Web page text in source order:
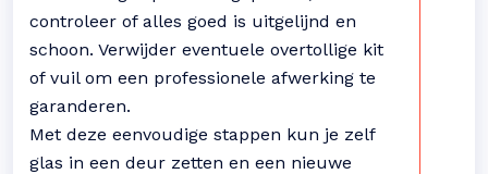
controleer of alles goed is uitgelijnd en
schoon. Verwijder eventuele overtollige kit
of vuil om een ​​professionele afwerking te
garanderen.
Met deze eenvoudige stappen kun je zelf
glas in een deur zetten en een nieuwe